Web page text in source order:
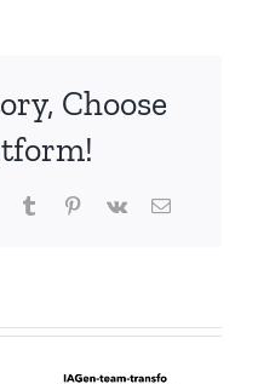
Choose
TumblrPinterest
Vk Email